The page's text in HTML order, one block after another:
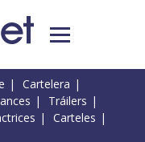
Cartelera
Tráilers
Carteles